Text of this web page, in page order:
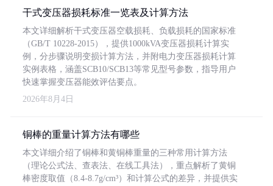
干式变压器损耗标准一览表及计算方法
本文详细解析干式变压器空载损耗、负载损耗的国家标准
（GB/T 10228-2015），提供1000kVA变压器损耗计算实
例，分步骤说明变损计算方法，并附电力变压器损耗计算
实例表格，涵盖SCB10/SCB13等常见型号参数，指导用户
快速掌握变压器能效评估要点。
2026年8月4日
铜棒的重量计算方法有哪些
本文详细介绍了铜棒和黄铜棒重量的三种常用计算方法
（理论公式法、查表法、在线工具法），重点解析了黄铜
棒密度取值（8.4-8.7g/cm³）和计算公式的差异，并提供实